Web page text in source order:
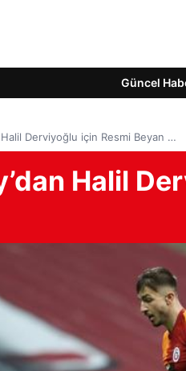
Güncel
Halil Derviyoğlu için Resmi Beyan …
Halil